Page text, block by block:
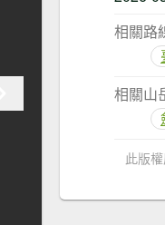
相關路
相關山
此版